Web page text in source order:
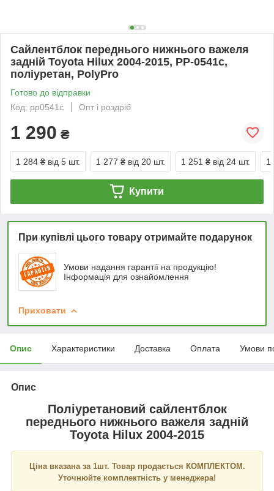
Сайлентблок переднього нижнього важеля
задній Toyota Hilux 2004-2015, PP-0541c,
поліуретан, PolyPro
Готово до відправки
Код: pp0541c
Опт і роздріб
1 290 ₴
1 284 ₴ від 5 шт. 1 277 ₴ від 20 шт. 1 251 ₴ від 24 шт. 1
Купити
При купівлі цього товару отримайте подарунок
Умови надання гарантії на продукцію!
Інформація для ознайомлення
Приховати
Опис Характеристики Доставка Оплата Умови
Опис
Поліуретановий сайлентблок
переднього нижнього важеля задній
Toyota Hilux 2004-2015
Ціна вказана за 1шт. Товар продається КОМПЛЕКТОМ.
Уточнюйте комплектність у менеджера!